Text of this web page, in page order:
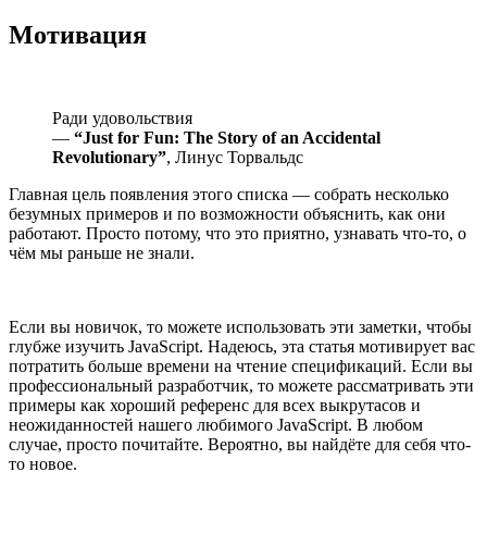
Мотивация
Ради удовольствия
— “Just for Fun: The Story of an Accidental
Revolutionary”, Линус Торвальдс
Главная цель появления этого списка — собрать несколько
безумных примеров и по возможности объяснить, как они
работают. Просто потому, что это приятно, узнавать что-то, о
чём мы раньше не знали.
Если вы новичок, то можете использовать эти заметки, чтобы
глубже изучить JavaScript. Надеюсь, эта статья мотивирует вас
потратить больше времени на чтение спецификаций. Если вы
профессиональный разработчик, то можете рассматривать эти
примеры как хороший референс для всех выкрутасов и
неожиданностей нашего любимого JavaScript. В любом
случае, просто почитайте. Вероятно, вы найдёте для себя что-
то новое.